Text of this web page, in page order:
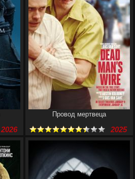
2026
Провод мертвеца
2025